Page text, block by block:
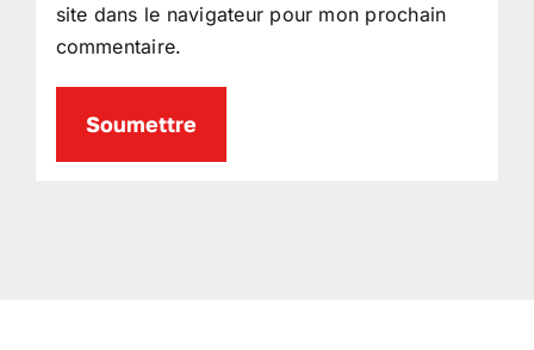
site dans le navigateur pour mon prochain
commentaire.